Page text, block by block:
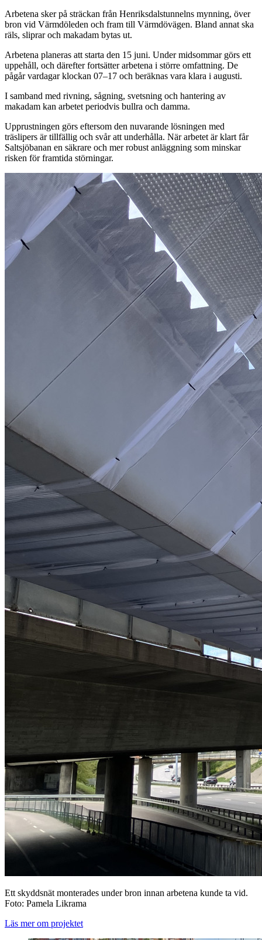
Arbetena sker på sträckan från Henriksdalstunnelns mynning, över
bron vid Värmdöleden och fram till Värmdövägen. Bland annat ska
räls, sliprar och makadam bytas ut.
Arbetena planeras att starta den 15 juni. Under midsommar görs ett
uppehåll, och därefter fortsätter arbetena i större omfattning. De
pågår vardagar klockan 07–17 och beräknas vara klara i augusti.
I samband med rivning, sågning, svetsning och hantering av
makadam kan arbetet periodvis bullra och damma.
Upprustningen görs eftersom den nuvarande lösningen med
träslipers är tillfällig och svår att underhålla. När arbetet är klart får
Saltsjöbanan en säkrare och mer robust anläggning som minskar
risken för framtida störningar.
Ett skyddsnät monterades under bron innan arbetena kunde ta vid.
Foto: Pamela Likrama
Läs mer om projektet